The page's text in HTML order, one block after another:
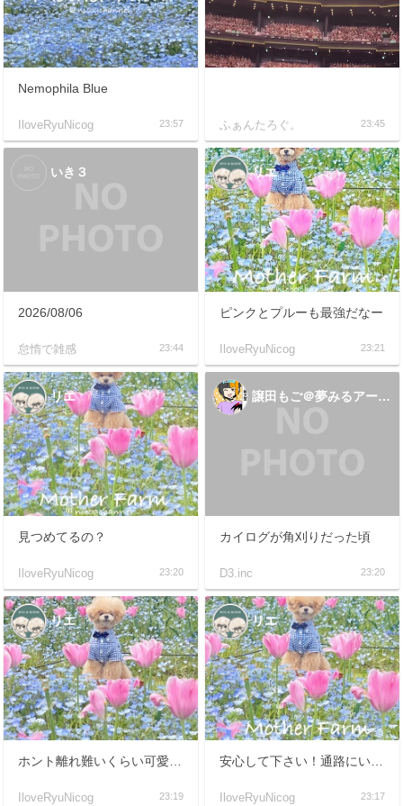
Nemophila Blue
IloveRyuNicog 23:57 ふぁんたろぐ。 23:45
いき３
2026/08/06
怠惰で雑感 23:44
リエ
ピンクとプルーも最強だなー
IloveRyuNicog 23:21
リエ
見つめてるの？
IloveRyuNicog 23:20
譲田もご＠夢みるアーティスト
カイログが角刈りだった頃
D3.inc 23:20
リエ
IloveRyuNicog 23:19
リエ
IloveRyuNicog 23:17